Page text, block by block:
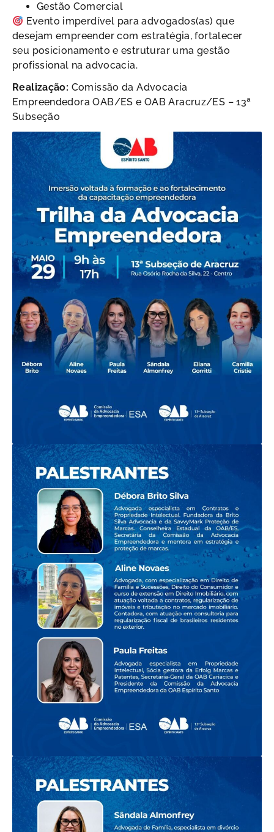
Gestão Comercial
Evento imperdível para advogados(as) que
desejam empreender com estratégia, fortalecer
seu posicionamento e estruturar uma gestão
profissional na advocacia.
Realização: Comissão da Advocacia
Empreendedora OAB/ES e OAB Aracruz/ES – 13ª
Subseção